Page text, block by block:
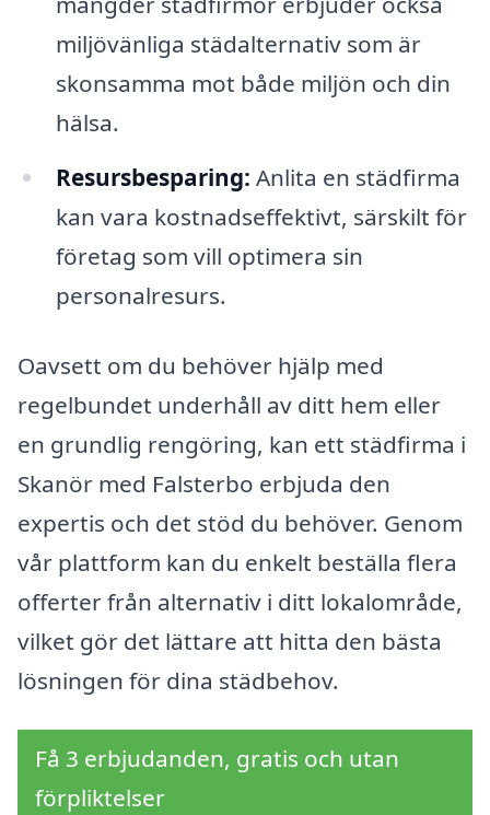
miljövänliga städalternativ som är
skonsamma mot både miljön och din
hälsa.
Resursbesparing: Anlita en städfirma
kan vara kostnadseffektivt, särskilt för
företag som vill optimera sin
personalresurs.
Oavsett om du behöver hjälp med
regelbundet underhåll av ditt hem eller
en grundlig rengöring, kan ett städfirma i
Skanör med Falsterbo erbjuda den
expertis och det stöd du behöver. Genom
vår plattform kan du enkelt beställa flera
offerter från alternativ i ditt lokalområde,
vilket gör det lättare att hitta den bästa
lösningen för dina städbehov.
Få 3 erbjudanden, gratis och utan
förpliktelser